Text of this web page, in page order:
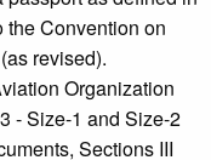
the Convention on
revised).
Organization
- Size-1 and Size-2
Sections III